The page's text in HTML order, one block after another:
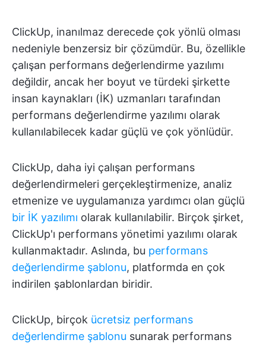
ClickUp, inanılmaz derecede çok yönlü olması
nedeniyle benzersiz bir çözümdür. Bu, özellikle
çalışan performans değerlendirme yazılımı
değildir, ancak her boyut ve türdeki şirkette
insan kaynakları (İK) uzmanları tarafından
performans değerlendirme yazılımı olarak
kullanılabilecek kadar güçlü ve çok yönlüdür.
ClickUp, daha iyi çalışan performans
değerlendirmeleri gerçekleştirmenize, analiz
etmenize ve uygulamanıza yardımcı olan güçlü
bir İK yazılımı olarak kullanılabilir. Birçok şirket,
ClickUp'ı performans yönetimi yazılımı olarak
kullanmaktadır. Aslında, bu performans
değerlendirme şablonu, platformda en çok
indirilen şablonlardan biridir.
ClickUp, birçok ücretsiz performans
değerlendirme şablonu sunarak performans